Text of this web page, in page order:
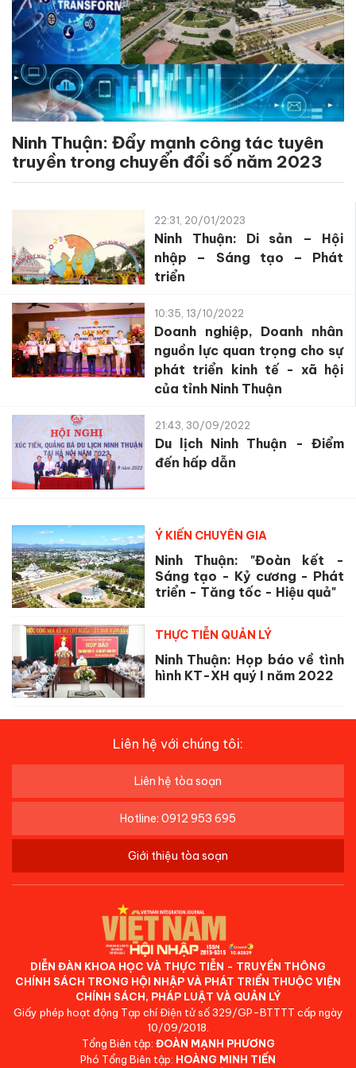
Ninh Thuận: Đẩy mạnh công tác tuyên
truyền trong chuyển đổi số năm 2023
22:31, 20/01/2023
Ninh Thuận: Di sản – Hội
nhập – Sáng tạo – Phát
triển
10:35, 13/10/2022
Doanh nghiệp, Doanh nhân
nguồn lực quan trọng cho sự
phát triển kinh tế - xã hội
của tỉnh Ninh Thuận
21:43, 30/09/2022
Du lịch Ninh Thuận - Điểm
đến hấp dẫn
Ý KIẾN CHUYÊN GIA
Ninh Thuận: "Đoàn kết -
Sáng tạo - Kỷ cương - Phát
triển - Tăng tốc - Hiệu quả"
THỰC TIỄN QUẢN LÝ
Ninh Thuận: Họp báo về tình
hình KT-XH quý I năm 2022
Liên hệ với chúng tôi:
Liên hệ tòa soạn
Hotline: 0912 953 695
Giới thiệu tòa soạn
DIỄN ĐÀN KHOA HỌC VÀ THỰC TIỄN - TRUYỀN THÔNG
CHÍNH SÁCH TRONG HỘI NHẬP VÀ PHÁT TRIỂN THUỘC VIỆN
CHÍNH SÁCH, PHÁP LUẬT VÀ QUẢN LÝ
Giấy phép hoạt động Tạp chí Điện tử số 329/GP-BTTTT cấp ngày
10/09/2018.
Tổng Biên tập: ĐOÀN MẠNH PHƯƠNG
Phó Tổng Biên tập: HOÀNG MINH TIẾN